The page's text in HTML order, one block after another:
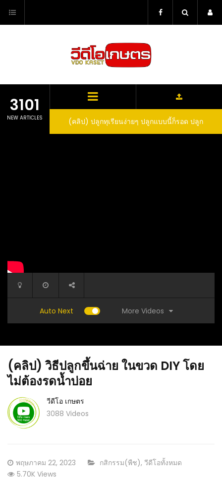
content
3101
NEW ARTICLES
ตรกำจัดเพลี้ย มด
(คลิป) ปลูกทุเรียนง่ายๆ ปลูกแบบนี้ก็รอด ปลูก
ทุเรียนต้นคู่ แบบเสียบยอดและเมล็ด
Auto Next More Videos
ห้อง
(คลิป) วิธีปลูกขึ้นฉ่าย ในขวด DIY โดย
ไม่ต้องรดน้ำบ่อย
วีดีโอ เกษตร
3088 Videos
Posted
on
พฤษภาคม 22, 2023 CATEGORY:
กสิกรรม(พืช), วีดีโอทั้งหมด
5.70K Views